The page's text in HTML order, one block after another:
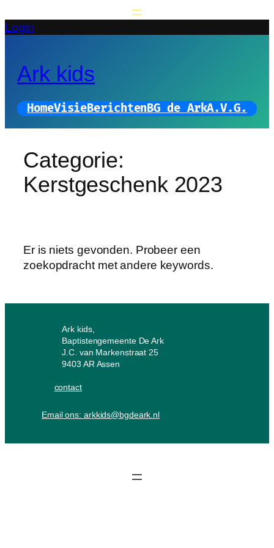
naar
Login
Ark kids
HomeVisieBerichtenBG de ArkA.V.G.
Categorie:
Kerstgeschenk 2023
Er is niets gevonden. Probeer een
zoekopdracht met andere keywords.
Ark kids,
Baptistengemeente De Ark
J.C. van Markenstraat 25
9403 AR Assen
contact
Email ons: arkkids@bgdeark.nl